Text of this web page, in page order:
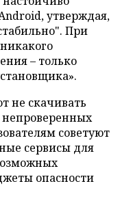
утверждая,
При
– только
не скачивать
советуют
сервисы для
опасности